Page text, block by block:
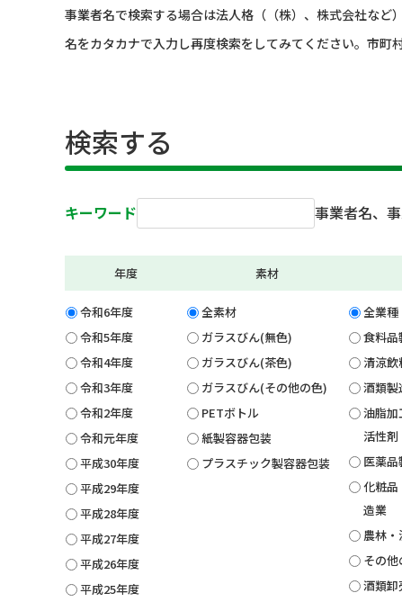
事業者名で検索する場合は法人格（（株）、株式会社な
名をカタカナで入力し再度検索をしてみてください。市町
検索する
キーワード 事業者名、
年度
令和6年度
令和5年度
令和4年度
令和3年度
令和2年度
令和元年度
平成30年度
平成29年度
平成28年度
平成27年度
平成26年度
平成25年度
素材
全素材
ガラスびん(無色)
ガラスびん(茶色)
ガラスびん(その他の色)
PETボトル
紙製容器包装
プラスチック製容器包装
全業種
食料品
清涼
酒類製
油脂加
活性剤
医薬品
化粧品
造業
農林・
その他
酒類卸